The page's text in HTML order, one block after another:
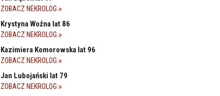
ZOBACZ NEKROLOG
Krystyna Woźna lat 86
ZOBACZ NEKROLOG
Kazimiera Komorowska lat 96
ZOBACZ NEKROLOG
Jan Lubojański lat 79
ZOBACZ NEKROLOG